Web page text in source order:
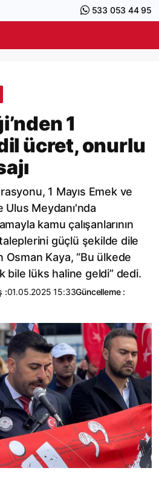
533 053 44 95
1
ücret, onurlu
1 Mayıs Emek ve
Ulus Meydanı'nda
kamu çalışanlarının
güçlü şekilde dile
Osman Kaya, “Bu ülkede
bile lüks haline geldi” dedi.
:01.05.2025 15:33Güncelleme :